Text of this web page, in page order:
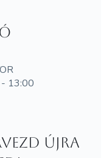
13:00
újra